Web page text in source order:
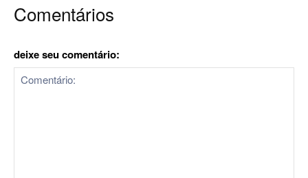
Comentários
deixe seu comentário: